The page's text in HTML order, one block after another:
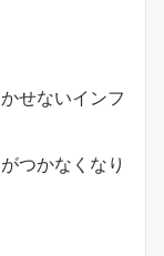
せないインフ
つかなくなり